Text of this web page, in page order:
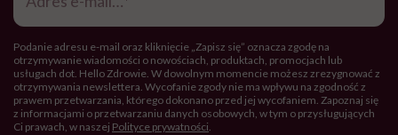
mail*
Podanie adresu e-mail oraz kliknięcie „Zapisz się” oznacza zgodę na
otrzymywanie wiadomości o nowościach, produktach, promocjach lub
usługach dot. Hello Zdrowie. W dowolnym momencie możesz zrezygnować z
otrzymywania newslettera. Wycofanie zgody nie ma wpływu na zgodność z
prawem przetwarzania, którego dokonano przed jej wycofaniem. Zapoznaj się
z informacjami o przetwarzaniu danych osobowych, w tym o przysługujących
Ci prawach, w naszej Polityce prywatności.